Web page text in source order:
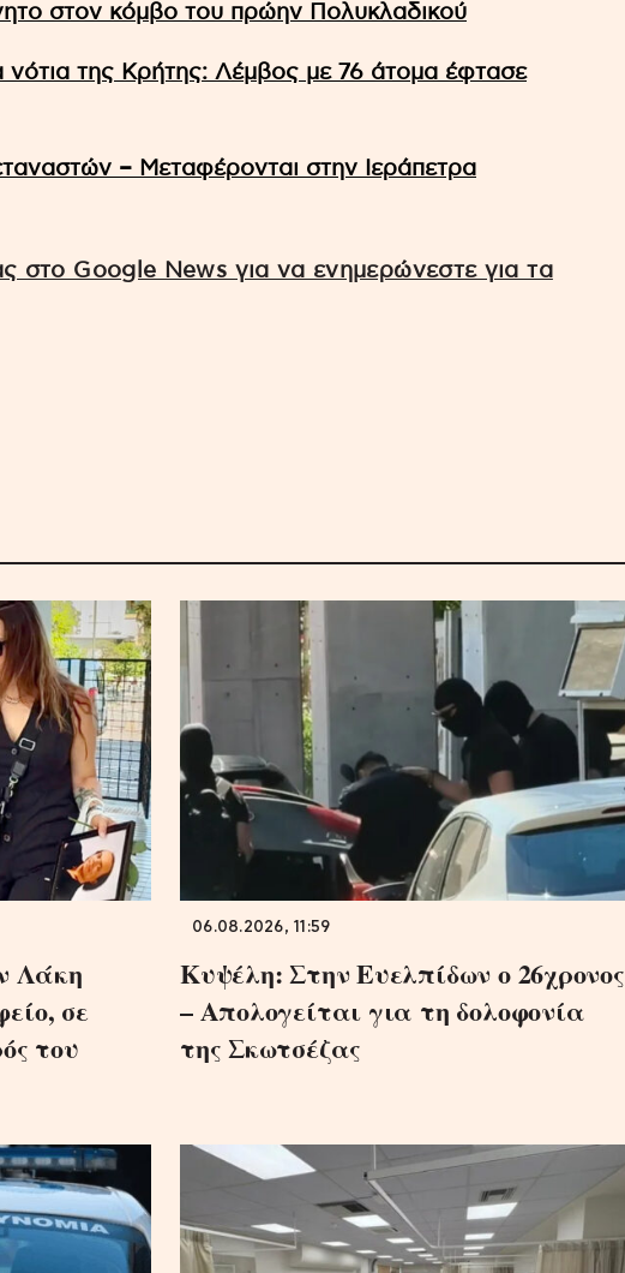
στον κόμβο του πρώην Πολυκλαδικού
της Κρήτης: Λέμβος με 76 άτομα έφτασε
– Μεταφέρονται στην Ιεράπετρα
στο Google News για να ενημερώνεστε για τα
Λάκη
σε
του
06.08.2026, 11:59
Κυψέλη: Στην Ευελπίδων ο 26χρονος
– Απολογείται για τη δολοφονία
της Σκωτσέζας